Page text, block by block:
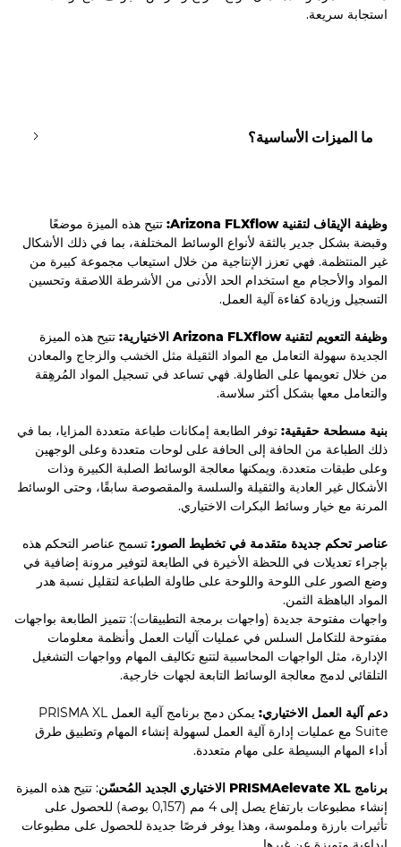
استجابة سريعة.
ما الميزات الأساسية؟
وظيفة الإيقاف لتقنية Arizona FLXﬂow:
تتيح هذه الميزة موضعًا
وقبضة بشكل جدير بالثقة لأنواع الوسائط المختلفة، بما في ذلك الأشكال
غير المنتظمة. فهي تعزز الإنتاجية من خلال استيعاب مجموعة كبيرة من
المواد والأحجام مع استخدام الحد الأدنى من الأشرطة اللاصقة وتحسين
التسجيل وزيادة كفاءة آلية العمل.
وظيفة التعويم لتقنية Arizona FLXﬂow الاختيارية:
تتيح هذه الميزة
الجديدة سهولة التعامل مع المواد الثقيلة مثل الخشب والزجاج والمعادن
من خلال تعويمها على الطاولة. فهي تساعد في تسجيل المواد المُرهِقة
والتعامل معها بشكل أكثر سلاسة.
بنية مسطحة حقيقية: توفر الطابعة إمكانات طباعة متعددة المزايا، بما في
ذلك الطباعة من الحافة إلى الحافة على لوحات متعددة وعلى الوجهين
وعلى طبقات متعددة. ويمكنها معالجة الوسائط الصلبة الكبيرة وذات
الأشكال غير العادية والثقيلة والسلسة والمقصوصة سابقًا، وحتى الوسائط
المرنة مع خيار وسائط البكرات الاختياري.
عناصر تحكم جديدة متقدمة في تخطيط الصور: تسمح عناصر التحكم هذه
بإجراء تعديلات في اللحظة الأخيرة في الطابعة لتوفير مرونة إضافية في
وضع الصور على اللوحة واللوحة على طاولة الطباعة لتقليل نسبة هدر
المواد الباهظة الثمن.
واجهات مفتوحة جديدة (واجهات برمجة التطبيقات): تتميز الطابعة بواجهات
مفتوحة للتكامل السلس في عمليات آليات العمل وأنظمة معلومات
الإدارة، مثل الواجهات المحاسبية لتتبع تكاليف المهام وواجهات التشغيل
التلقائي لدمج معالجة الوسائط التابعة لجهات خارجية.
دعم آلية العمل الاختياري:
يمكن دمج برنامج آلية العمل PRISMA XL
Suite مع عمليات إدارة آلية العمل لسهولة إنشاء المهام وتطبيق طرق
أداء المهام البسيطة على مهام متعددة.
برنامج PRISMAelevate XL الاختياري الجديد المُحسّن
: تتيح هذه الميزة
إنشاء مطبوعات بارتفاع يصل إلى 4 مم (0,157 بوصة) للحصول على
تأثيرات بارزة وملموسة، وهذا يوفر فرصًا جديدة للحصول على مطبوعات